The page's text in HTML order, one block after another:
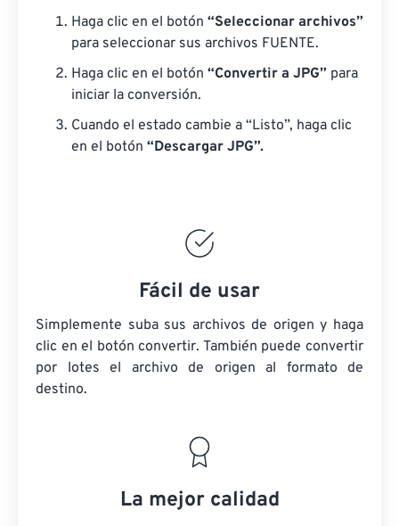
Haga clic en el botón “Seleccionar archivos”
para seleccionar sus archivos FUENTE.
Haga clic en el botón “Convertir a JPG” para
iniciar la conversión.
Cuando el estado cambie a “Listo”, haga clic
en el botón “Descargar JPG”.
Fácil de usar
Simplemente suba sus archivos de origen y haga
clic en el botón convertir. También puede convertir
por lotes el archivo de origen al formato de
destino.
La mejor calidad